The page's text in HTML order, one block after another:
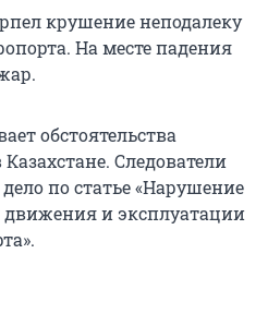
крушение неподалеку
На месте падения
обстоятельства
Следователи
по статье «Нарушение
движения и эксплуатации